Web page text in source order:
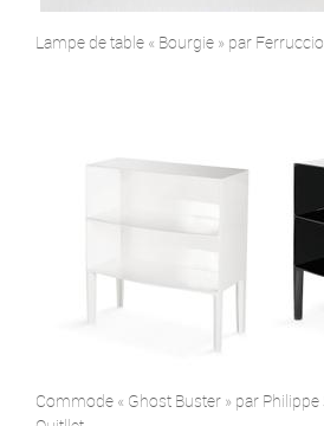
Lampe de table « Bourgie » par
Commode « Ghost Buster » par